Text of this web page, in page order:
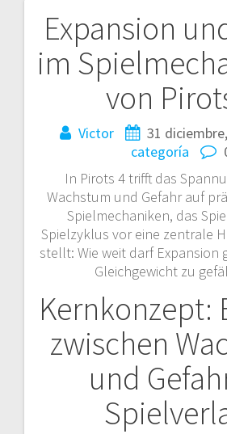
Expansion
im
von
Victor 31
categoría
In Pirots 4 trifft das
Wachstum und Gefahr auf
Spielmechaniken, das
Spielzyklus vor eine zentrale
stellt: Wie weit darf Expansion
Gleichgewicht zu
Kernkonzept:
zwischen
und
Navegación
de
entradas